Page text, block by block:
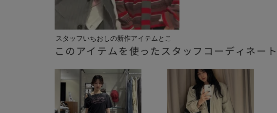
スタッフいちおしの新作アイテムとこ
れから...
このアイテムを使ったスタッフコーディネート